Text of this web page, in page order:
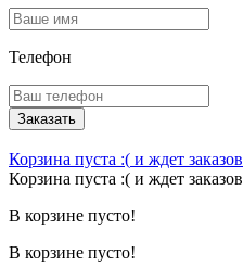
Телефон
Заказать
Корзина пуста :( и ждет заказов
Корзина пуста :( и ждет заказов
В корзине пусто!
В корзине пусто!